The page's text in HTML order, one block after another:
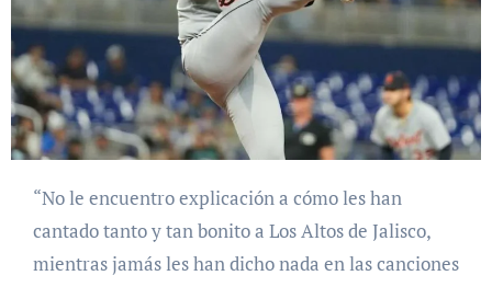
“No le encuentro explicación a cómo les han
cantado tanto y tan bonito a Los Altos de Jalisco,
mientras jamás les han dicho nada en las canciones